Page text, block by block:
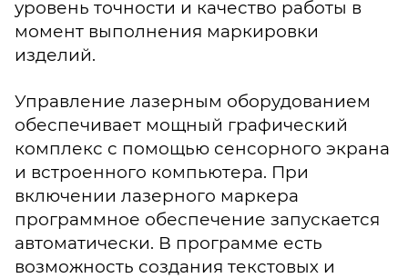
уровень точности и качество работы в
момент выполнения маркировки
изделий.
Управление лазерным оборудованием
обеспечивает мощный графический
комплекс с помощью сенсорного экрана
и встроенного компьютера. При
включении лазерного маркера
программное обеспечение запускается
автоматически. В программе есть
возможность создания текстовых и